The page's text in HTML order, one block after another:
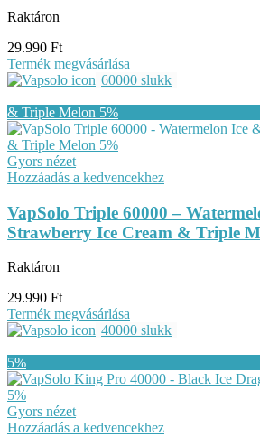
Raktáron
29.990 Ft
Termék megvásárlása
60000 slukk
Gyors nézet
Hozzáadás a kedvencekhez
VapSolo Triple 60000 –
Strawberry Ice Cream & Triple
Raktáron
29.990 Ft
Termék megvásárlása
40000 slukk
Gyors nézet
Hozzáadás a kedvencekhez